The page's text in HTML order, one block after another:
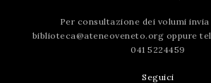
Per consultazione dei volumi invia
biblioteca@ateneoveneto.org oppure
041 5224459
Seguici